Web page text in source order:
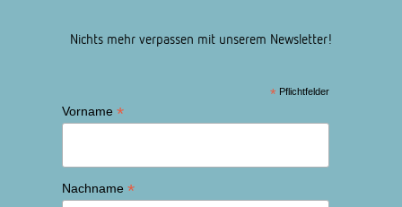
Nichts mehr verpassen mit unserem Newsletter!
* Pflichtfelder
Vorname *
Nachname *